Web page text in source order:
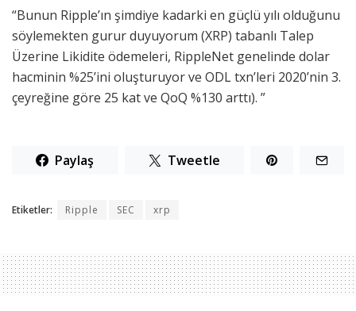
“Bunun Ripple’ın şimdiye kadarki en güçlü yılı olduğunu
söylemekten gurur duyuyorum (XRP) tabanlı Talep
Üzerine Likidite ödemeleri, RippleNet genelinde dolar
hacminin %25’ini oluşturuyor ve ODL txn’leri 2020’nin 3.
çeyreğine göre 25 kat ve QoQ %130 arttı). ”
Paylaş Tweetle
Etiketler: Ripple SEC xrp